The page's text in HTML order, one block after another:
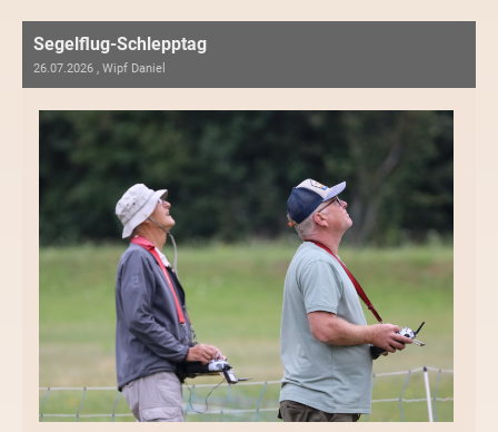
Segelflug-Schlepptag
26.07.2026 , Wipf Daniel